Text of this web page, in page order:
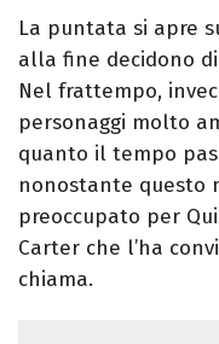
La puntata si apre
alla fine decidono
Nel frattempo,
personaggi molto
quanto il tempo
nonostante questo
preoccupato per
Carter che l’ha
chiama.